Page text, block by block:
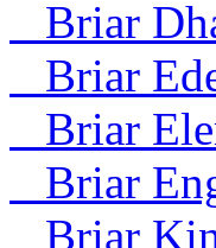
Briar
Briar
Briar
Briar
Briar